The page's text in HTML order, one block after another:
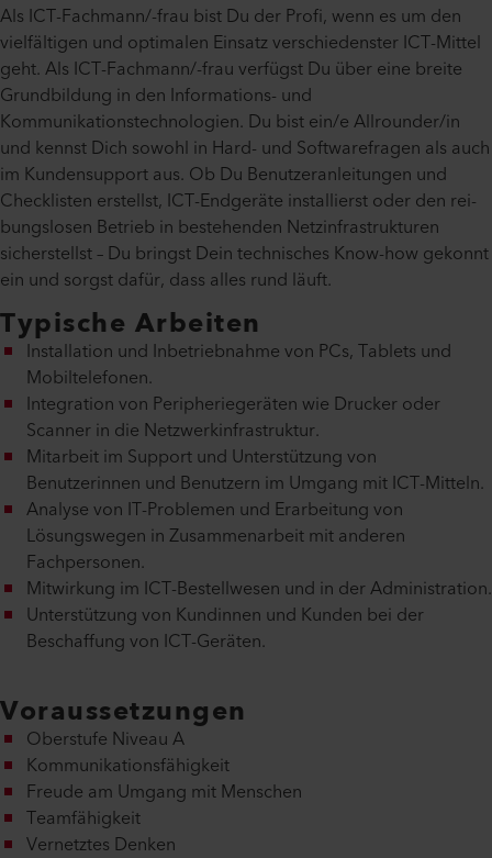
Als ICT-Fachmann/-frau bist Du der Profi, wenn es um den
vielfältigen und optimalen Einsatz verschiedenster ICT-Mittel
geht. Als ICT-Fachmann/-frau verfügst Du über eine breite
Grundbildung in den Informations- und
Kommunikationstechnologien. Du bist ein/e Allrounder/in
und kennst Dich sowohl in Hard- und Softwarefragen als auch
im Kundensupport aus. Ob Du Benutzeranleitungen und
Checklisten erstellst, ICT-Endgeräte installierst oder den rei-
bungslosen Betrieb in bestehenden Netzinfrastrukturen
sicherstellst – Du bringst Dein technisches Know-how gekonnt
ein und sorgst dafür, dass alles rund läuft.
Typische Arbeiten
Installation und Inbetriebnahme von PCs, Tablets und
Mobiltelefonen.
Integration von Peripheriegeräten wie Drucker oder
Scanner in die Netzwerkinfrastruktur.
Mitarbeit im Support und Unterstützung von
Benutzerinnen und Benutzern im Umgang mit ICT-Mitteln.
Analyse von IT-Problemen und Erarbeitung von
Lösungswegen in Zusammenarbeit mit anderen
Fachpersonen.
Mitwirkung im ICT-Bestellwesen und in der Administration.
Unterstützung von Kundinnen und Kunden bei der
Beschaffung von ICT-Geräten.
Voraussetzungen
Oberstufe Niveau A
Kommunikationsfähigkeit
Freude am Umgang mit Menschen
Teamfähigkeit
Vernetztes Denken